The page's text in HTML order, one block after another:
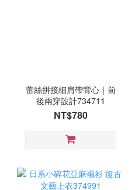
蕾絲拼接細肩帶背心｜前
後兩穿設計734711
NT$780